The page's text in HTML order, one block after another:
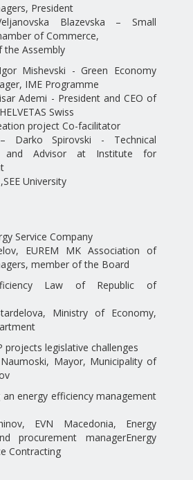
President
Blazevska – Small
of Commerce,
the Assembly
Mishevski - Green Economy
IME Programme
Ademi - President and CEO of
Swiss
project Co-facilitator
Darko Spirovski - Technical
and Advisor at Institute for
University
Service Company
EUREM MK Association of
member of the Board
Law of Republic of
Ministry of Economy,
projects legislative challenges
Mayor, Municipality of
an energy efficiency management
EVN Macedonia, Energy
procurement managerEnergy
Contracting